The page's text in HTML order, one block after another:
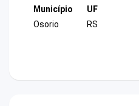
Município
Osorio
UF
RS